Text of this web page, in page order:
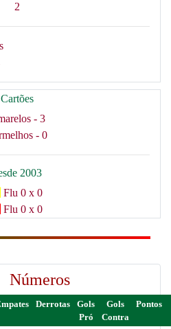
2
Cartões
- 3
- 0
2003
Flu 0 x 0
Flu 0 x 0
Números
Derrotas
Gols
Pró
Gols
Contra
Pontos